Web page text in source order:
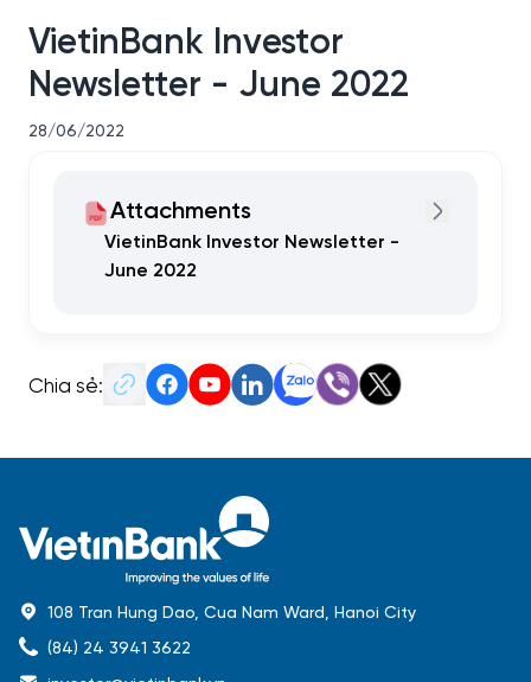
VietinBank Investor
Newsletter - June 2022
28/06/2022
Attachments
VietinBank Investor Newsletter -
June 2022
Chia sẻ:
108 Tran Hung Dao, Cua Nam Ward, Hanoi City
(84) 24 3941 3622